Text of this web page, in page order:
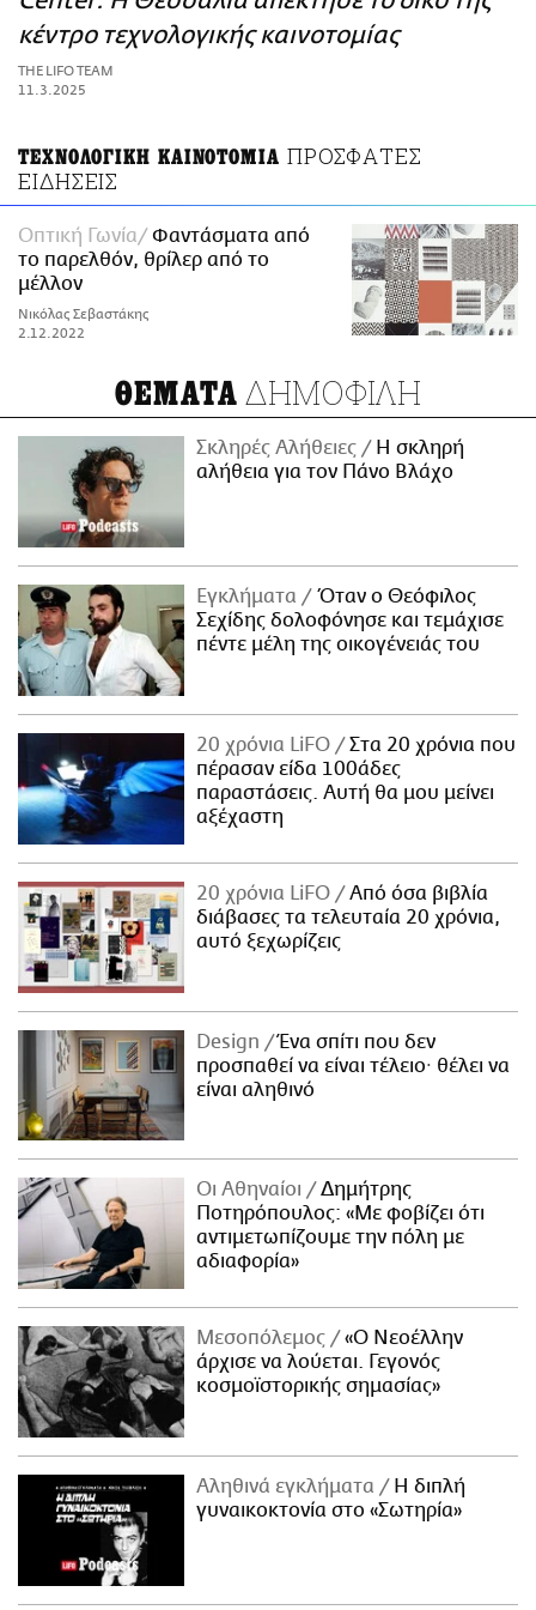
ΑΜΠΑ
PRINT
κέντρο τεχνολογικής καινοτομίας
THE LIFO TEAM
11.3.2025
ΤΕΧΝΟΛΟΓΙΚΗ ΚΑΙΝΟΤΟΜΙΑ ΠΡΟΣΦΑΤΕΣ
ΕΙΔΗΣΕΙΣ
Οπτική Γωνία
Φαντάσματα από
το παρελθόν, θρίλερ από το
μέλλον
Νικόλας Σεβαστάκης
2.12.2022
ΘΕΜΑΤΑ ΔΗΜΟΦΙΛΗ
Σκληρές Αλήθειες
H σκληρή
αλήθεια για τον Πάνο Βλάχο
Εγκλήματα
Όταν ο Θεόφιλος
Σεχίδης δολοφόνησε και τεμάχισε
πέντε μέλη της οικογένειάς του
20 χρόνια LiFO
Στα 20 χρόνια που
πέρασαν είδα 100άδες
παραστάσεις. Αυτή θα μου μείνει
αξέχαστη
20 χρόνια LiFO
Από όσα βιβλία
διάβασες τα τελευταία 20 χρόνια,
αυτό ξεχωρίζεις
Design
Ένα σπίτι που δεν
προσπαθεί να είναι τέλειο· θέλει να
είναι αληθινό
Οι Αθηναίοι
Δημήτρης
Ποτηρόπουλος: «Με φοβίζει ότι
αντιμετωπίζουμε την πόλη με
αδιαφορία»
Μεσοπόλεμος
«Ο Νεοέλλην
άρχισε να λούεται. Γεγονός
κοσμοϊστορικής σημασίας»
Αληθινά εγκλήματα
Η διπλή
γυναικοκτονία στο «Σωτηρία»